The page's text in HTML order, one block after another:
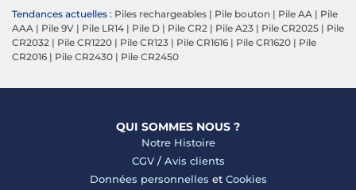
Tendances actuelles : Piles rechargeables | Pile bouton | Pile AA | Pile
AAA | Pile 9V | Pile LR14 | Pile D | Pile CR2 | Pile A23 | Pile CR2025 | Pile
CR2032 | Pile CR1220 | Pile CR123 | Pile CR1616 | Pile CR1620 | Pile
CR2016 | Pile CR2430 | Pile CR2450
QUI SOMMES NOUS ?
Notre Histoire
CGV/ Avis clients
Données personnelles et Cookies